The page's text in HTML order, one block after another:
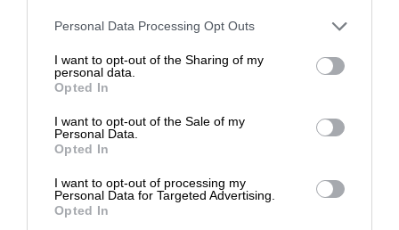
Personal Data Processing Opt Outs
I want to opt-out of the Sharing of my
personal data.
Opted In
I want to opt-out of the Sale of my
Personal Data.
Opted In
I want to opt-out of processing my
Personal Data for Targeted Advertising.
Opted In
Interfejsy
USB 3.2 Gen 1 USB 3.2
Mechaniczne